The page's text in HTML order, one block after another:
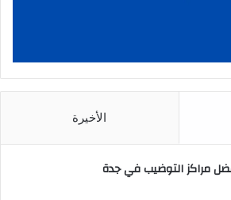
الأخيرة
مراكز التوضيب في جدة